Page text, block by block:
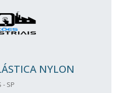
NYLON
- SP